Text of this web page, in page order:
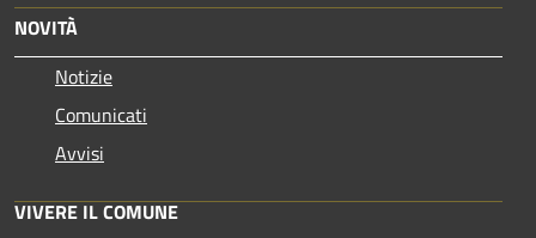
NOVITÀ
Notizie
Comunicati
Avvisi
VIVERE IL COMUNE